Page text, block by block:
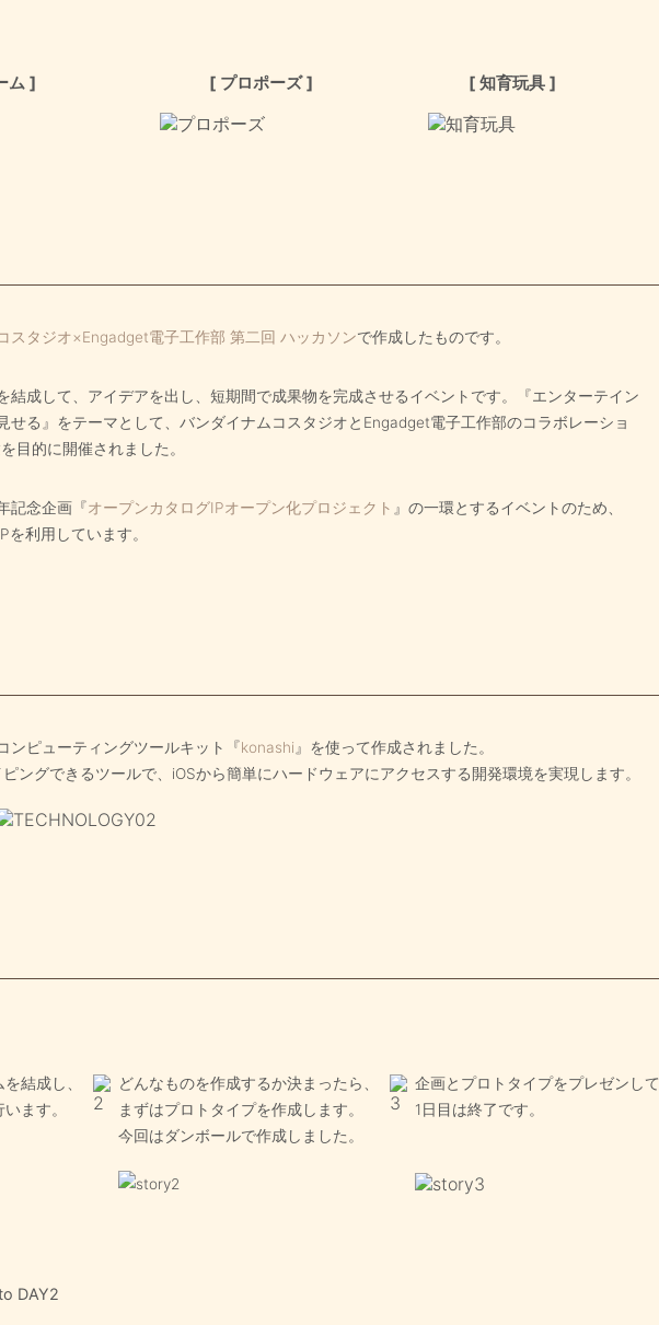
ム ] [ プロポーズ ] [ 知育玩具 ]
スタジオ×Engadget電子工作部 第二回 ハッカソンで作成したものです。
結成して、アイデアを出し、短期間で成果物を完成させるイベントです。『エンターテイン
せる』をテーマとして、バンダイナムコスタジオとEngadget電子工作部のコラボレーショ
目的に開催されました。
記念企画『オープンカタログIPオープン化プロジェクト 』の一環とするイベントのため、
利用しています。
ンピューティングツールキット『konashi 』を使って作成されました。
ングできるツールで、iOSから簡単にハードウェアにアクセスする開発環境を実現します。
結成し、
ます。
どんなものを作成するか決まったら、
まずはプロトタイプを作成します。
今回はダンボールで作成しました。
企画とプロトタイプをプレゼンして
1日目は終了です。
DAY2